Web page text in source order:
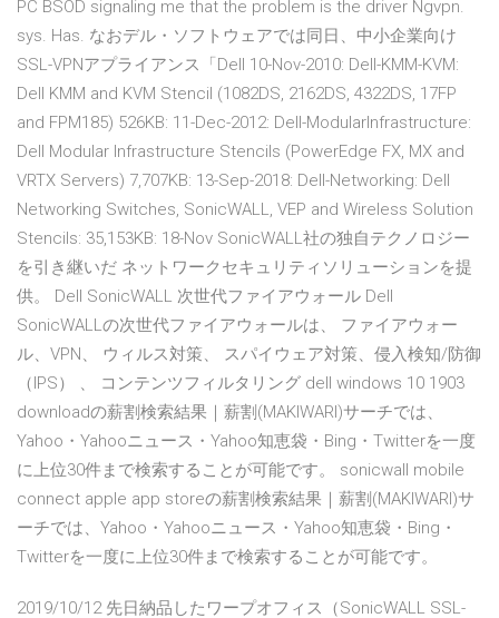
PC BSOD signaling me that the problem is the driver Ngvpn.
sys. Has. なおデル・ソフトウェアでは同日、中小企業向け
SSL-VPNアプライアンス「Dell 10-Nov-2010: Dell-KMM-KVM:
Dell KMM and KVM Stencil (1082DS, 2162DS, 4322DS, 17FP
and FPM185) 526KB: 11-Dec-2012: Dell-ModularInfrastructure:
Dell Modular Infrastructure Stencils (PowerEdge FX, MX and
VRTX Servers) 7,707KB: 13-Sep-2018: Dell-Networking: Dell
Networking Switches, SonicWALL, VEP and Wireless Solution
Stencils: 35,153KB: 18-Nov SonicWALL社の独自テクノロジー
を引き継いだ ネットワークセキュリティソリューションを提
供。 Dell SonicWALL 次世代ファイアウォール Dell
SonicWALLの次世代ファイアウォールは、 ファイアウォー
ル、VPN、 ウィルス対策、 スパイウェア対策、侵入検知/防御
（IPS） 、 コンテンツフィルタリング dell windows 10 1903
downloadの薪割検索結果｜薪割(MAKIWARI)サーチでは、
Yahoo・Yahooニュース・Yahoo知恵袋・Bing・Twitterを一度
に上位30件まで検索することが可能です。 sonicwall mobile
connect apple app storeの薪割検索結果｜薪割(MAKIWARI)サ
ーチでは、Yahoo・Yahooニュース・Yahoo知恵袋・Bing・
Twitterを一度に上位30件まで検索することが可能です。
2019/10/12 先日納品したワープオフィス（SonicWALL SSL-